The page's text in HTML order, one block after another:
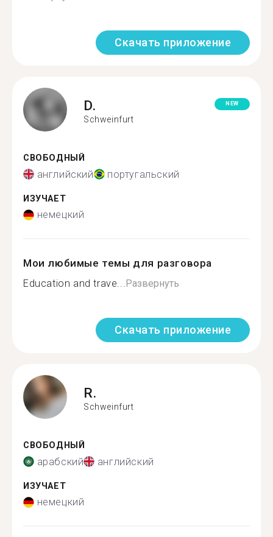
Скачать приложение
D.
Schweinfurt
NEW
СВОБОДНЫЙ
английский португальский
ИЗУЧАЕТ
немецкий
Мои любимые темы для разговора
Education and trave...Развернуть
Скачать приложение
R.
Schweinfurt
СВОБОДНЫЙ
арабский английский
ИЗУЧАЕТ
немецкий